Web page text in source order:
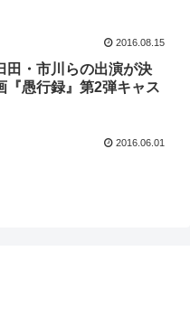
2016.08.15
田・市川らの出演が決
『愚行録』第2弾キャス
2016.06.01